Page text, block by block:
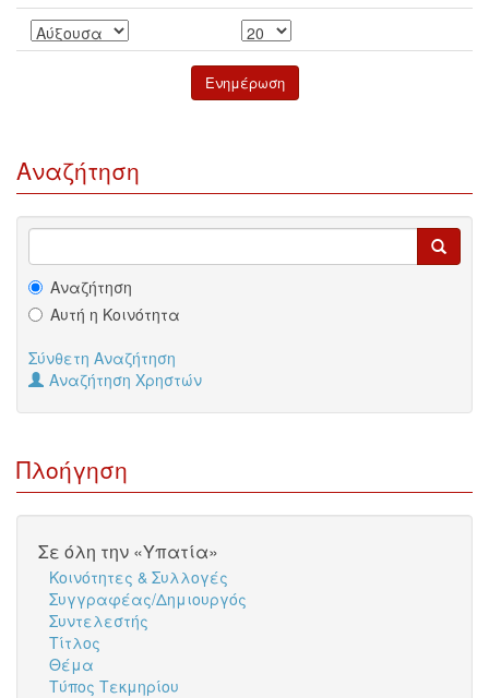
Αναζήτηση
Αναζήτηση
Αυτή η Κοινότητα
Σύνθετη Αναζήτηση
Αναζήτηση Χρηστών
Πλοήγηση
Σε όλη την «Υπατία»
Κοινότητες & Συλλογές
Συγγραφέας/Δημιουργός
Συντελεστής
Τίτλος
Θέμα
Τύπος Τεκμηρίου